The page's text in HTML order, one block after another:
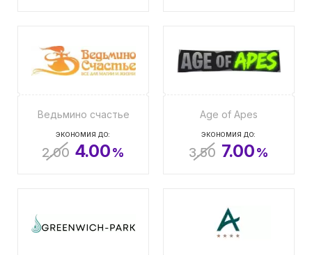
Ведьмино счастье
ЭКОНОМИЯ ДО:
2.00 4.00%
Age of Apes
ЭКОНОМИЯ ДО:
3.50 7.00%